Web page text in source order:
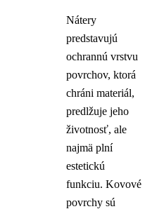
Nátery
predstavujú
ochrannú vrstvu
povrchov, ktorá
chráni materiál,
predlžuje jeho
životnosť, ale
najmä plní
estetickú
funkciu. Kovové
povrchy sú